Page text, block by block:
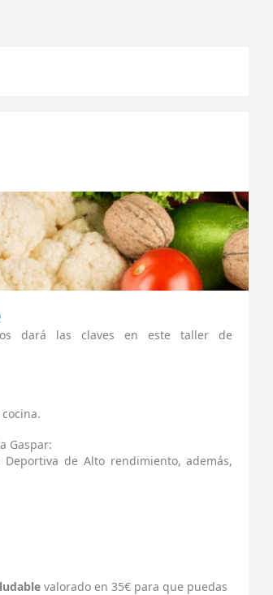
dará las claves en este taller de
Gaspar:
de Alto rendimiento, además,
valorado en 35€ para que puedas